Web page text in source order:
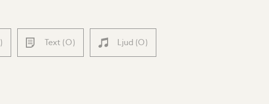
) Text (0) Ljud (0)